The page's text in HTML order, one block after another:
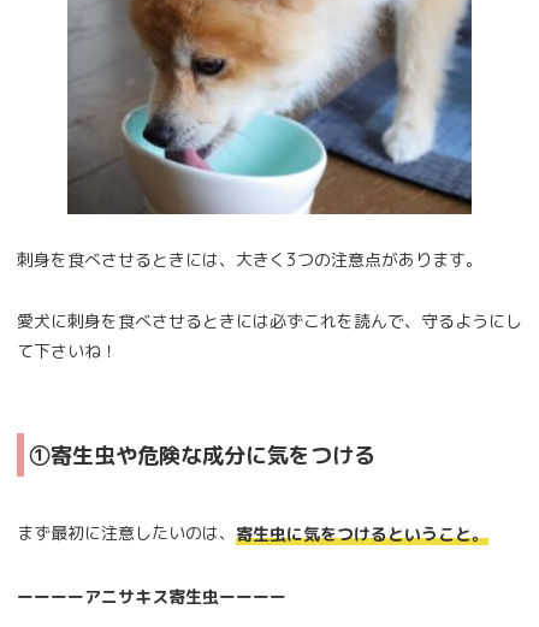
刺身を食べさせるときには、大きく3つの注意点があります。
愛犬に刺身を食べさせるときには必ずこれを読んで、守るようにし
て下さいね！
①寄生虫や危険な成分に気をつける
まず最初に注意したいのは、 寄生虫に気をつけるということ。
ーーーーアニサキス寄生虫ーーーー